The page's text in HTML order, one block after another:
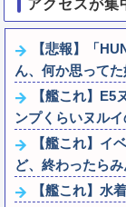
アクセスが集
【悲報】「
ん、何か思って
【艦これ】E5
ンプくらいヌル
【艦これ】イ
ど、終わったら
【艦これ】水